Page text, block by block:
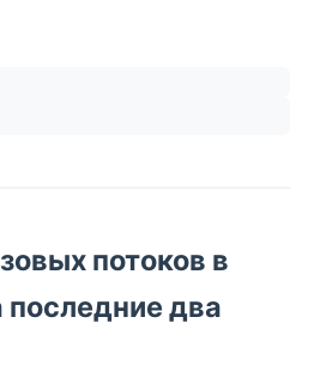
потоков в
последние два